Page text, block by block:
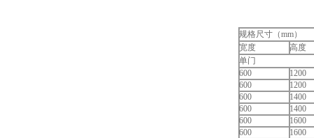
规格尺寸（mm）
宽度
高度
单门
600
1200
600
1200
600
1400
600
1400
600
1600
600
1600